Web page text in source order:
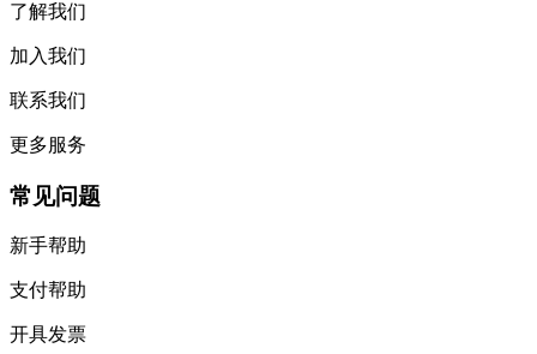
了解我们
加入我们
联系我们
更多服务
常见问题
新手帮助
支付帮助
开具发票